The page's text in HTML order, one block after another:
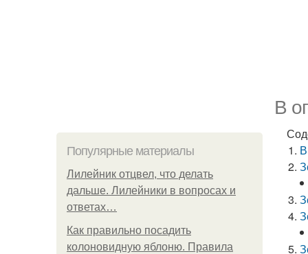
В
Популярные материалы
Лилейник отцвел, что делать
дальше. Лилейники в вопросах и
ответах…
Как правильно посадить
колоновидную яблоню. Правила